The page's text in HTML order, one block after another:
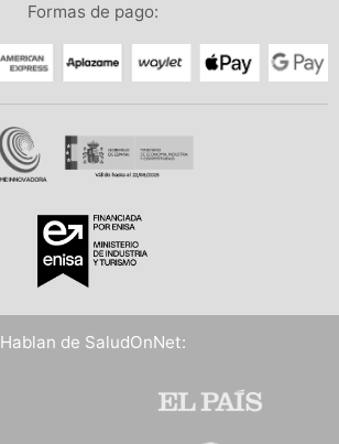
Formas de pago:
Hablan de SaludOnNet: